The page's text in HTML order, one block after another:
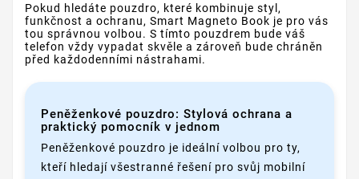
Pokud hledáte pouzdro, které kombinuje styl,
funkčnost a ochranu, Smart Magneto Book je pro vás
tou správnou volbou. S tímto pouzdrem bude váš
telefon vždy vypadat skvěle a zároveň bude chráněn
před každodenními nástrahami.
Peněženkové pouzdro: Stylová ochrana a
praktický pomocník v jednom
Peněženkové pouzdro je ideální volbou pro ty,
kteří hledají všestranné řešení pro svůj mobilní